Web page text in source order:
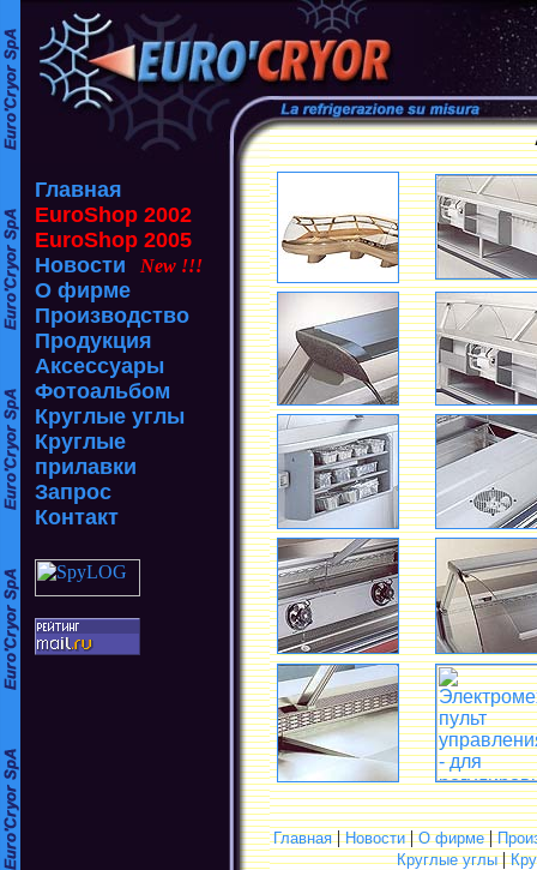
Главная
EuroShop 2002
EuroShop 2005
Новости
New !!!
О фирме
Производство
Продукция
Аксессуары
Фотоальбом
Круглые углы
Круглые
прилавки
Запрос
Контакт
Главная|Новости|О фирме|
Круглые углы|